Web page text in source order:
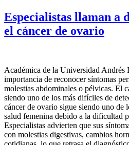
Especialistas llaman a
el cáncer de ovario
Académica de la Universidad Andrés
importancia de reconocer síntomas
molestias abdominales o pélvicas. El
siendo uno de los más difíciles de
cáncer de ovario sigue siendo uno de
salud femenina debido a la dificultad
Especialistas advierten que sus
con molestias digestivas, cambios